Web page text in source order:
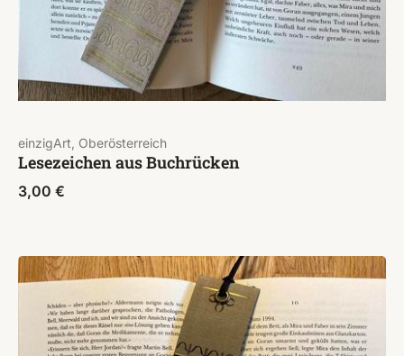
einzigArt, Oberösterreich
Lesezeichen aus Buchrücken
3,00 €